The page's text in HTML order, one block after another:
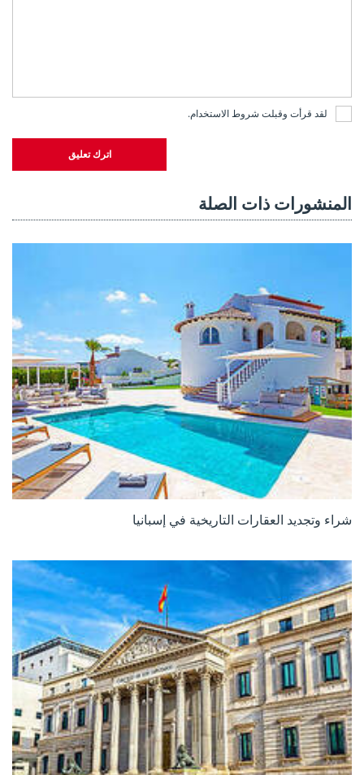
لقد قرأت وقبلت شروط الاستخدام.
اترك تعليق
المنشورات ذات الصلة
شراء وتجديد العقارات التاريخية في إسبانيا